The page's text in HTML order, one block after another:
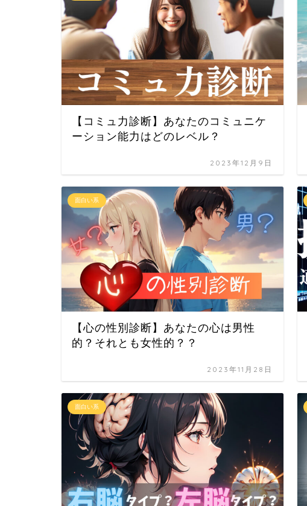
【コミュ力診断】あなたのコミュニケ
ーション能力はどのレベル？
2023年12月9日
面白い系
【心の性別診断】あなたの心は男性
的？それとも女性的？？
2023年11月28日
面白い系